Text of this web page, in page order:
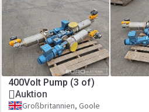
400Volt Pump (3 of)
Auktion
Großbritannien, Goole